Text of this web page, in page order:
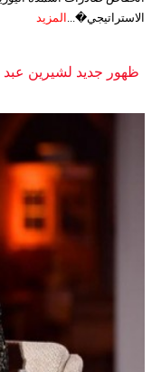
الاستراتيجي�... المزيد
ظهور جديد لشيرين